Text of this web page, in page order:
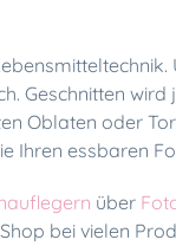
Geschnitten
Oblaten oder
Ihren essbaren
über
bei vielen